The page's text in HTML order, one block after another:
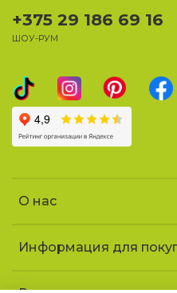
О нас
Информация для
+375 29 186 69 16
ШОУ-РУМ